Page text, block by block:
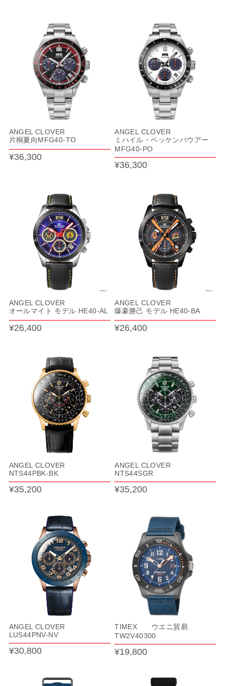
ANGEL CLOVER
片桐夏向MFG40-TO
¥36,300
ANGEL CLOVER
ミハイル・ベッケンバウアー
MFG40-PO
¥36,300
ANGEL CLOVER
オールマイト モデル HE40-AL
¥26,400
ANGEL CLOVER
爆豪勝己 モデル HE40-BA
¥26,400
ANGEL CLOVER
NTS44PBK-BK
¥35,200
ANGEL CLOVER
NTS44SGR
¥35,200
ANGEL CLOVER
LUS44PNV-NV
¥30,800
TIMEX ウエニ貿易
TW2V40300
¥19,800